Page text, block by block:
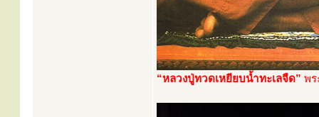
“หลวงปู่ทวดเหยียบน้ำทะเลจืด” พร